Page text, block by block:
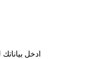
ادخل